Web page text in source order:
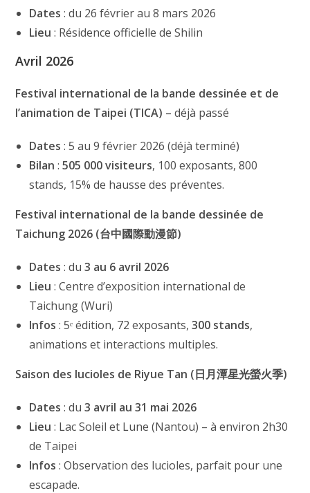
Dates : du 26 février au 8 mars 2026
Lieu : Résidence officielle de Shilin
Avril 2026
Festival international de la bande dessinée et de
l’animation de Taipei (TICA) – déjà passé
Dates : 5 au 9 février 2026 (déjà terminé)
Bilan :505 000 visiteurs, 100 exposants, 800
stands, 15% de hausse des préventes.
Festival international de la bande dessinée de
Taichung 2026 (台中國際動漫節)
Dates : du3 au 6 avril 2026
Lieu : Centre d’exposition international de
Taichung (Wuri)
Infos : 5ᵉ édition, 72 exposants,300 stands,
animations et interactions multiples.
Saison des lucioles de Riyue Tan (日月潭星光螢火季)
Dates : du3 avril au 31 mai 2026
Lieu : Lac Soleil et Lune (Nantou) – à environ 2h30
de Taipei
Infos : Observation des lucioles, parfait pour une
escapade.